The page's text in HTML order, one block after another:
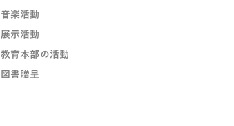
音楽活動
展示活動
教育本部の活動
図書贈呈